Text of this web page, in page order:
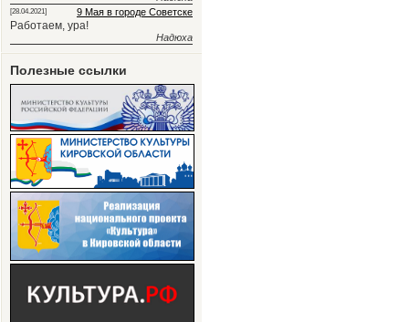
[28.04.2021] 9 Мая в городе Советске
Работаем, ура!
Надюха
Полезные ссылки